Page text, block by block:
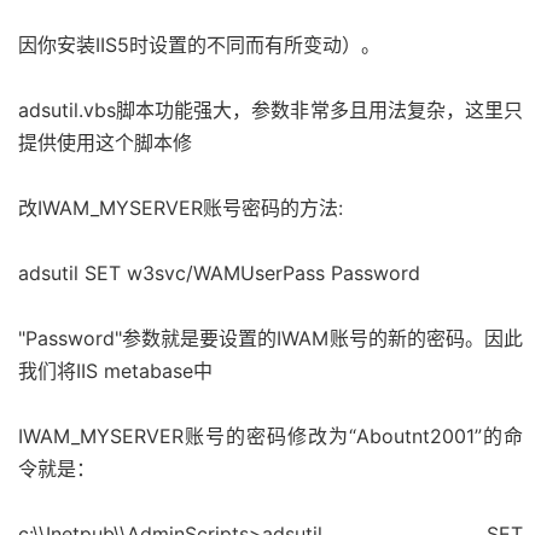
因你安装IIS5时设置的不同而有所变动）。
adsutil.vbs脚本功能强大，参数非常多且用法复杂，这里只
提供使用这个脚本修
改IWAM_MYSERVER账号密码的方法:
adsutil SET w3svc/WAMUserPass Password
"Password"参数就是要设置的IWAM账号的新的密码。因此
我们将IIS metabase中
IWAM_MYSERVER账号的密码修改为“Aboutnt2001”的命
令就是：